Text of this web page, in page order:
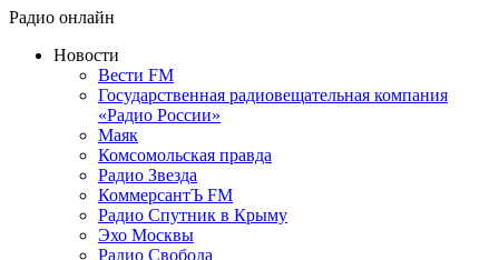
Радио онлайн
Новости
Вести FM
Государственная радиовещательная компания
«Радио России»
Маяк
Комсомольская правда
Радио Звезда
КоммерсантЪ FM
Радио Спутник в Крыму
Эхо Москвы
Радио Свобода